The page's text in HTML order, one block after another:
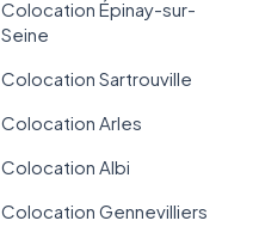
Colocation Épinay-sur-
Seine
Colocation Sartrouville
Colocation Arles
Colocation Albi
Colocation Gennevilliers